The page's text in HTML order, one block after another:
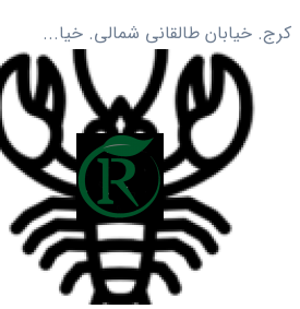
کرج. خیابان طالقانی شمالی. خیا...